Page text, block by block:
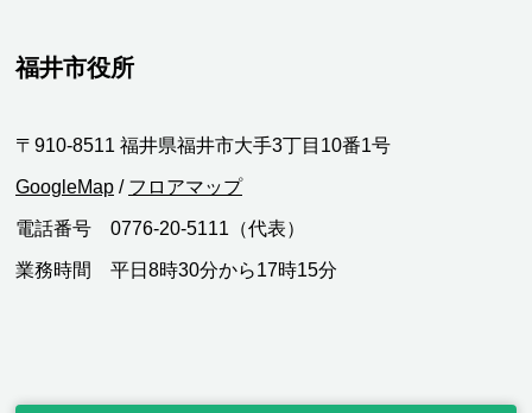
福井市役所
〒910-8511 福井県福井市大手3丁目10番1号
GoogleMap / フロアマップ
電話番号 0776-20-5111（代表）
業務時間 平日8時30分から17時15分